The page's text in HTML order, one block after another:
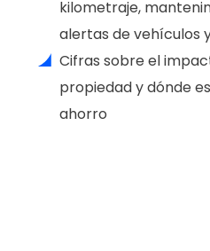
kilometraje,
alertas de vehículos
Cifras sobre el
propiedad y dónde
ahorro